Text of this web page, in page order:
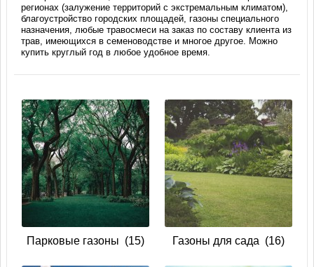
регионах (залужение территорий с экстремальным климатом),
благоустройство городских площадей, газоны специального
назначения, любые травосмеси на заказ по составу клиента из
трав, имеющихся в семеноводстве и многое другое. Можно
купить круглый год в любое удобное время.
Парковые газоны (15) Газоны для сада (16)